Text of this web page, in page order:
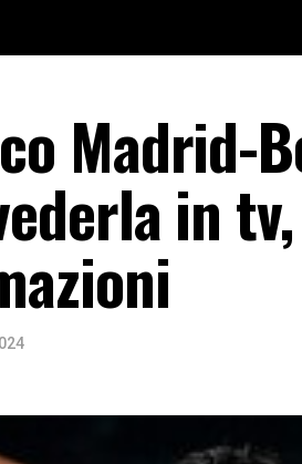
Madrid-
in